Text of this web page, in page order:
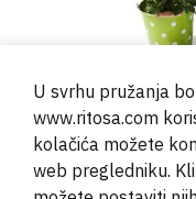
© 2000
U svrhu pružanja
www.ritosa.com
kolačića možete
web pregledniku.